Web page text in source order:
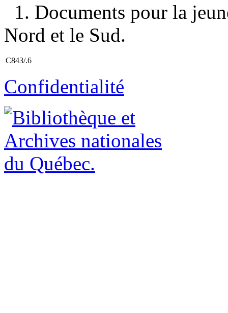
1. Documents pour la
Nord et le Sud.
C843/.6
Confidentialité